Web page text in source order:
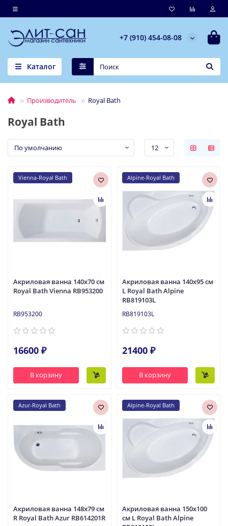
+7 (910) 454-08-08
Каталог
Производитель Royal Bath
Royal Bath
Vienna-Royal Bath
Акриловая ванна 140x70 см
Royal Bath Vienna RB953200
RB953200
16600 ₽
В корзину
Alpine-Royal Bath
Акриловая ванна 140x95 см
L Royal Bath Alpine
RB819103L
RB819103L
21400 ₽
В корзину
Azur-Royal Bath
Акриловая ванна 148x79 см
R Royal Bath Azur RB614201R
Alpine-Royal Bath
Акриловая ванна 150x100
см L Royal Bath Alpine